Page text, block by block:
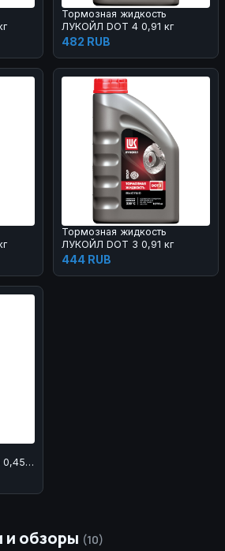
Тормозная жидкость
ЛУКОЙЛ DOT 4 0,91 кг
482 RUB
Тормозная жидкость
ЛУКОЙЛ DOT 3 0,91 кг
444 RUB
и обзоры (10)